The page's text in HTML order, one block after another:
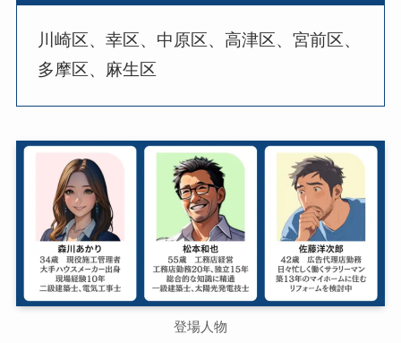
川崎区、幸区、中原区、高津区、宮前区、
多摩区、麻生区
登場人物